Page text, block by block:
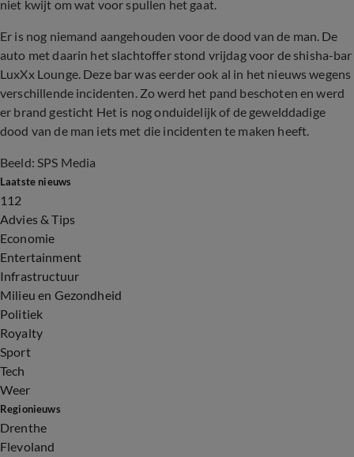
niet kwijt om wat voor spullen het gaat.
Er is nog niemand aangehouden voor de dood van de man. De
auto met daarin het slachtoffer stond vrijdag voor de shisha-bar
LuxXx Lounge. Deze bar was eerder ook al in het nieuws wegens
verschillende incidenten. Zo werd het pand beschoten en werd
er brand gesticht Het is nog onduidelijk of de gewelddadige
dood van de man iets met die incidenten te maken heeft.
Beeld: SPS Media
Laatste nieuws
112
Advies & Tips
Economie
Entertainment
Infrastructuur
Milieu en Gezondheid
Politiek
Royalty
Sport
Tech
Weer
Regionieuws
Drenthe
Flevoland